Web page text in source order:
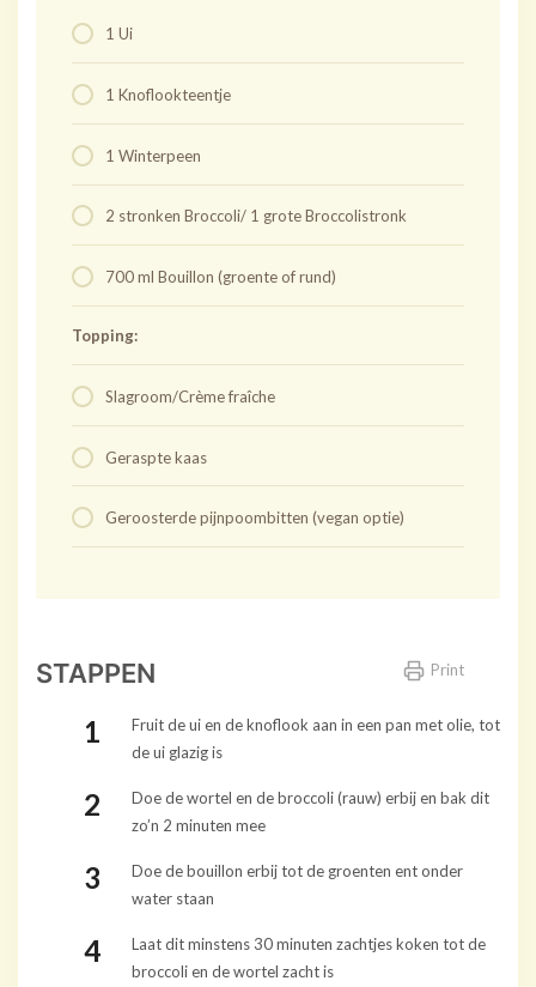
1 Ui
1 Knoflookteentje
1 Winterpeen
2 stronken Broccoli/ 1 grote Broccolistronk
700 ml Bouillon (groente of rund)
Topping:
Slagroom/Crème fraîche
Geraspte kaas
Geroosterde pijnpoombitten (vegan optie)
Print
STAPPEN
Fruit de ui en de knoflook aan in een pan met olie, tot
de ui glazig is
Doe de wortel en de broccoli (rauw) erbij en bak dit
zo’n 2 minuten mee
Doe de bouillon erbij tot de groenten ent onder
water staan
Laat dit minstens 30 minuten zachtjes koken tot de
broccoli en de wortel zacht is